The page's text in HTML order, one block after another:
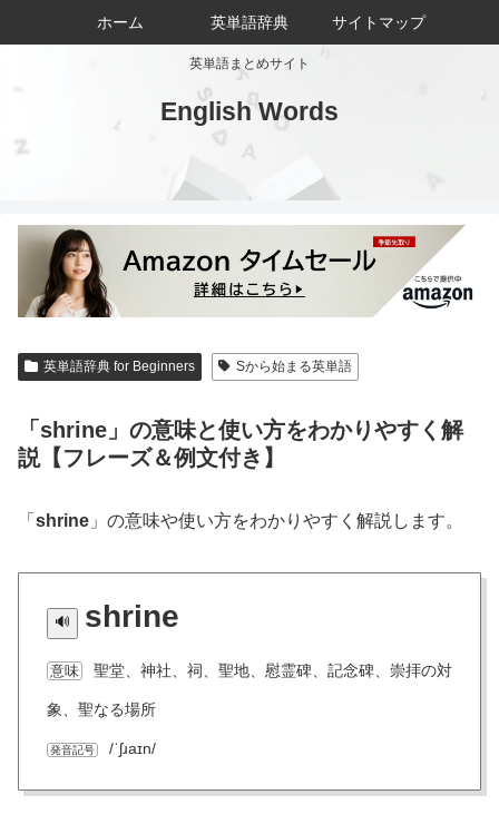
英単語まとめサイト
English Words
ホーム 英単語辞典 サイトマップ
英単語辞典 for Beginners Sから始まる英単語
「shrine」の意味と使い方をわかりやすく解
説【フレーズ＆例文付き】
「 shrine 」の意味や使い方をわかりやすく解説します。
shrine
意味 聖堂、神社、祠、聖地、慰霊碑、記念碑、崇拝の対
象、聖なる場所
発音記号 /ˈʃɹaɪn/